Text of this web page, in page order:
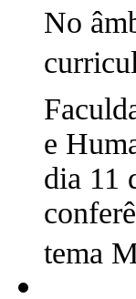
No
e
dia 11
tema